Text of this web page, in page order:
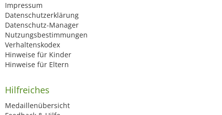
Impressum
Datenschutzerklärung
Datenschutz-Manager
Nutzungsbestimmungen
Verhaltenskodex
Hinweise für Kinder
Hinweise für Eltern
Hilfreiches
Medaillenübersicht